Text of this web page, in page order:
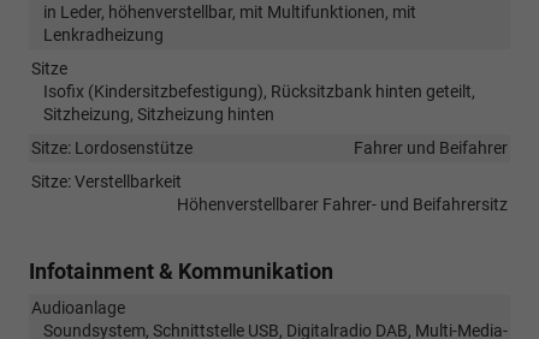
in Leder, höhenverstellbar, mit Multifunktionen, mit
Lenkradheizung
Sitze
Isofix (Kindersitzbefestigung), Rücksitzbank hinten geteilt,
Sitzheizung, Sitzheizung hinten
Sitze: Lordosenstütze
Fahrer und Beifahrer
Sitze: Verstellbarkeit
Höhenverstellbarer Fahrer- und Beifahrersitz
Infotainment & Kommunikation
Audioanlage
Soundsystem, Schnittstelle USB, Digitalradio DAB, Multi-Media-